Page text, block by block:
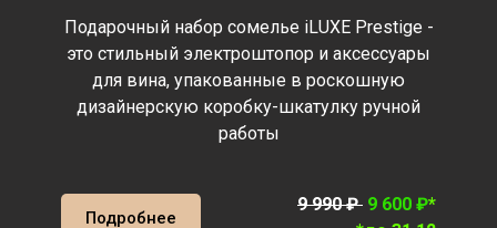
Подарочный набор сомелье iLUXE Prestige -
это стильный электроштопор и аксессуары
для вина, упакованные в роскошную
дизайнерскую коробку-шкатулку ручной
работы
Подробнее
9 990 ₽ 9 600 ₽*